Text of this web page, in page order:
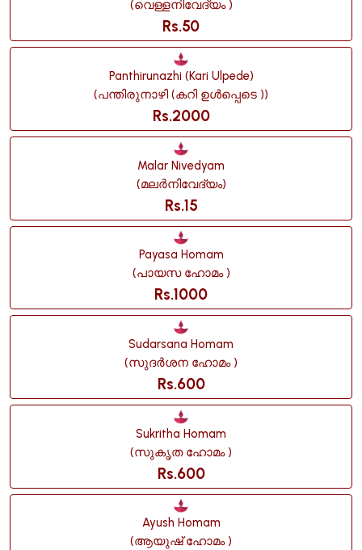
(വെള്ളനിവേദ്യം )
Rs.50
Panthirunazhi (kari Ulpede)
(പന്തിരുനാഴി (കറി ഉൾപ്പെടെ ))
Rs.2000
Malar Nivedyam
(മലർനിവേദ്യം)
Rs.15
Payasa Homam
(പായസ ഹോമം )
Rs.1000
Sudarsana Homam
(സുദർശന ഹോമം )
Rs.600
Sukritha Homam
(സുകൃത ഹോമം )
Rs.600
Ayush Homam
(ആയുഷ് ഹോമം )